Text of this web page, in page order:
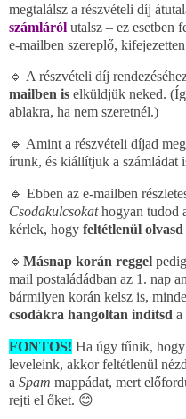
megtalálsz a részvételi díj
számláról utalsz – ez esetben
e-mailben szereplő,
🔹 A részvételi díj
mailben is elküldjük neked.
ablakra, ha nem szeretnél.)
🔹 Amint a részvételi díjad
írunk, és kiállítjuk a számládat
🔹 Ebben az e-mailben
Csodakulcsokathogyan tudod
kérlek, hogy feltétlenül olvasd
🔹 Másnap korán reggel
mail postaládádban az 1. nap
bármilyen korán kelsz is,
csodákra hangoltan indítsd a
FONTOS! Ha úgy tűnik, hogy
leveleink, akkor feltétlenül
a Spam mappádat, mert
rejti el őket. 😊